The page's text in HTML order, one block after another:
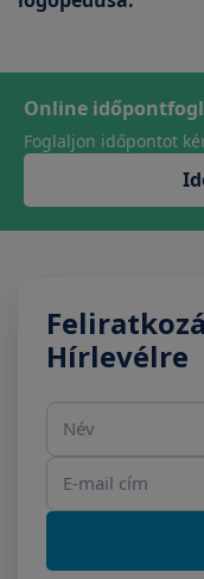
Online
Foglaljon időpontot
Hírlevélre
Név
E-mail cím